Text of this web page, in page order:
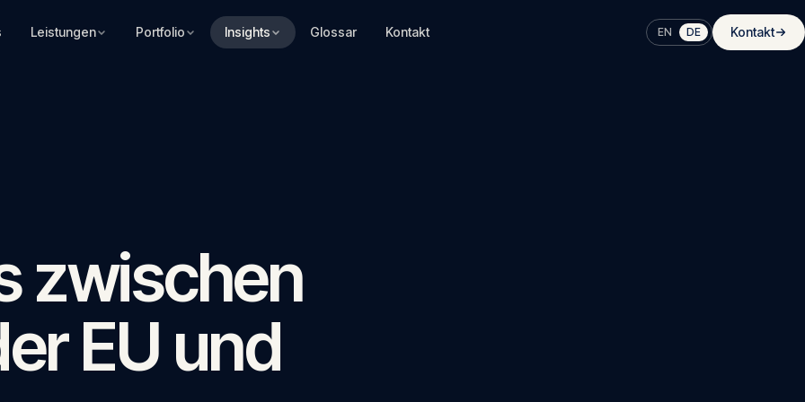
Leistungen Portfolio Insights Glossar Kontakt EN DE Kontakt
zwischen
EU und